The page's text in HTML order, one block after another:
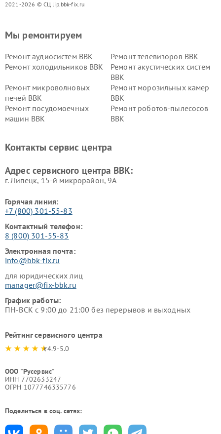
2021-2026 © СЦ lip.bbk-fix.ru
Мы ремонтируем
Ремонт аудиосистем BBK
Ремонт телевизоров BBK
Ремонт холодильников BBK
Ремонт акустических систем
BBK
Ремонт микроволновых
печей BBK
Ремонт морозильных камер
BBK
Ремонт посудомоечных
машин BBK
Ремонт роботов-пылесосов
BBK
Ремонт винных шкафов BBK
Контакты сервис центра
Адрес сервисного центра BBK:
г. Липецк, 15-й микрорайон, 9А
Горячая линия:
+7 (800) 301-55-83
Контактный телефон:
8 (800) 301-55-83
Электронная почта:
info@bbk-fix.ru
для юридических лиц
manager@fix-bbk.ru
График работы:
ПН-ВСК с 9:00 до 21:00 без перерывов и выходных
Рейтинг сервисного центра
4.9-5.0
ООО "Русервис"
ИНН 7702633247
ОГРН 1077746335776
Поделиться в соц. сетях: